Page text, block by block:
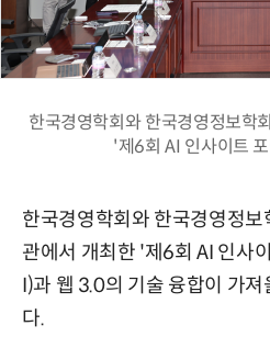
한국경영학회와 한국경영정보학
'제6회 AI 인사이트
한국경영학회와 한국경영정
관에서 개최한 '제6회 AI 인사
I)과 웹 3.0의 기술 융합이 가
다.